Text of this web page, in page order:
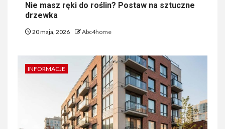
Nie masz ręki do roślin? Postaw na sztuczne
drzewka
20 maja, 2026 Abc4home
INFORMACJE